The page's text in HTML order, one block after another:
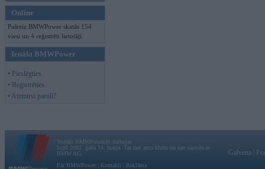
Online
Pašreiz BMWPower skatās 154
viesi un 4 reģistrēti lietotāji.
Ienākt BMWPower
• Pieslēgties
• Reģistrēties
• Aizmirsi paroli?
Vortāls BMWPower.lv darbojas
kopš 2002. gada 14. maija. Tas nav auto klubs un nav saistīts ar
BMW AG.
Par BMWPower
Kontakti Reklāma
Galvena